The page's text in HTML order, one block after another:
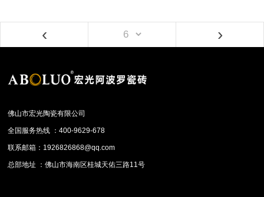
‹ ›
佛山市宏光陶瓷有限公司
全国服务热线 ：400-9629-678
联系邮箱：1926826868@qq.com
总部地址 ：佛山市海南区桂城天佑三路11号